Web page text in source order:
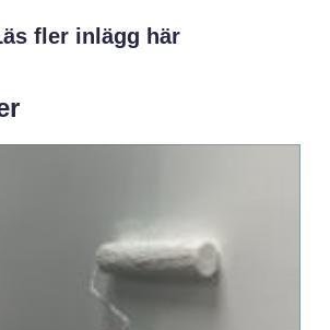
fler inlägg här